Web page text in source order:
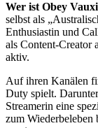
Wer ist Obey
selbst als
Enthusiastin und
als Content-Creator
aktiv.
Auf ihren Kanälen
Duty spielt.
Streamerin eine
zum